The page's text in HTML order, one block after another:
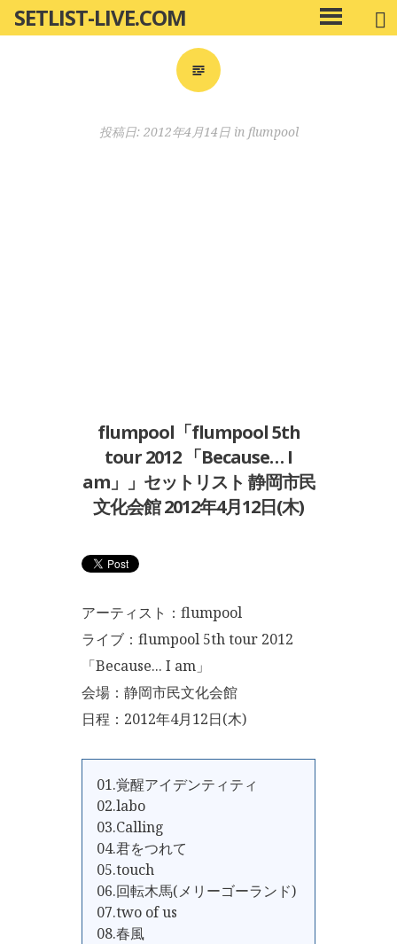
ン
SETLIST-LIVE.COM
メ
イ
投稿日: 2012年4月14日in flumpool
flumpool「flumpool 5th
tour 2012 「Because… I
am」」セットリスト 静岡市民
文化会館 2012年4月12日(木)
アーティスト：flumpool
ライブ：flumpool 5th tour 2012
「Because... I am」
会場：静岡市民文化会館
日程：2012年4月12日(木)
01.覚醒アイデンティティ
02.labo
03.Calling
04.君をつれて
05.touch
06.回転木馬(メリーゴーランド)
07.two of us
08.春風